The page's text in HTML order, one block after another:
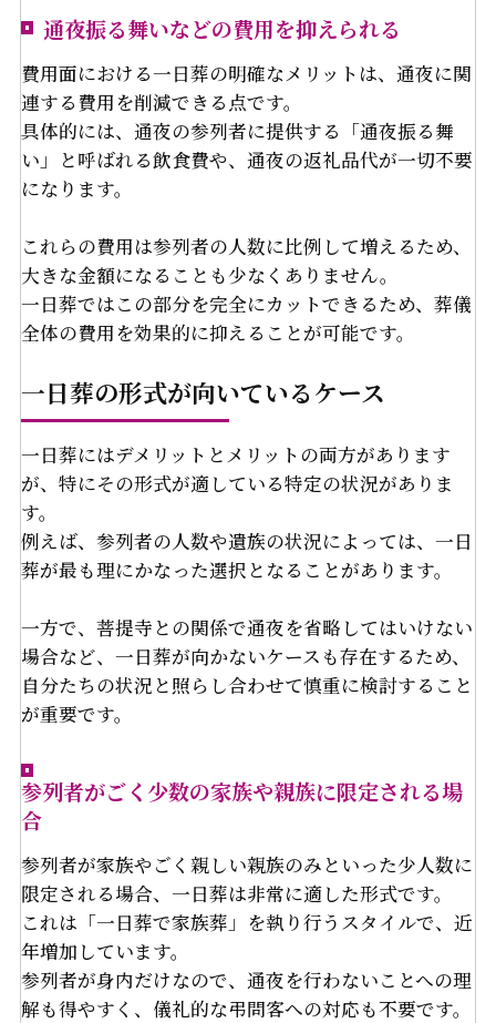
通夜振る舞いなどの費用を抑えられる
費用面における一日葬の明確なメリットは、通夜に関
連する費用を削減できる点です。
具体的には、通夜の参列者に提供する「通夜振る舞
い」と呼ばれる飲食費や、通夜の返礼品代が一切不要
になります。
これらの費用は参列者の人数に比例して増えるため、
大きな金額になることも少なくありません。
一日葬ではこの部分を完全にカットできるため、葬儀
全体の費用を効果的に抑えることが可能です。
一日葬の形式が向いているケース
一日葬にはデメリットとメリットの両方があります
が、特にその形式が適している特定の状況がありま
す。
例えば、参列者の人数や遺族の状況によっては、一日
葬が最も理にかなった選択となることがあります。
一方で、菩提寺との関係で通夜を省略してはいけない
場合など、一日葬が向かないケースも存在するため、
自分たちの状況と照らし合わせて慎重に検討すること
が重要です。
参列者がごく少数の家族や親族に限定される場
合
参列者が家族やごく親しい親族のみといった少人数に
限定される場合、一日葬は非常に適した形式です。
これは「一日葬で家族葬」を執り行うスタイルで、近
年増加しています。
参列者が身内だけなので、通夜を行わないことへの理
解も得やすく、儀礼的な弔問客への対応も不要です。